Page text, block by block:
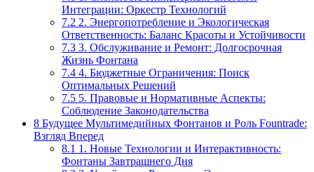
Интеграции: Оркестр Технологий
7.2 2. Энергопотребление и Экологическая
Ответственность: Баланс Красоты и Устойчивости
7.3 3. Обслуживание и Ремонт: Долгосрочная
Жизнь Фонтана
7.4 4. Бюджетные Ограничения: Поиск
Оптимальных Решений
7.5 5. Правовые и Нормативные Аспекты:
Соблюдение Законодательства
8 Будущее Мультимедийных Фонтанов и Роль Fountrade:
Взгляд Вперед
8.1 1. Новые Технологии и Интерактивность:
Фонтаны Завтрашнего Дня